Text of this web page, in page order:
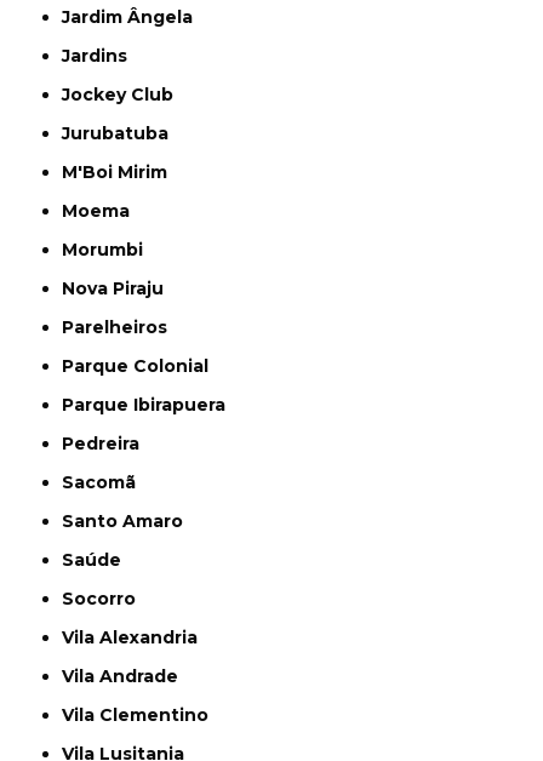
Jardim Ângela
Jardins
Jockey Club
Jurubatuba
M'Boi Mirim
Moema
Morumbi
Nova Piraju
Parelheiros
Parque Colonial
Parque Ibirapuera
Pedreira
Sacomã
Santo Amaro
Saúde
Socorro
Vila Alexandria
Vila Andrade
Vila Clementino
Vila Lusitania